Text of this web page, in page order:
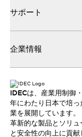
サポート
企業情報
IDECは、産業用制御
年にわたり日本で培
業を展開しています。
革新的な製品とソリ
と安全性の向上に貢